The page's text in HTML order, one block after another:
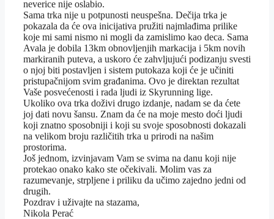
neverice nije oslabio.
Sama trka nije u potpunosti neuspešna. Dečija trka je
pokazala da će ova inicijativa pružiti najmlađima prilike
koje mi sami nismo ni mogli da zamislimo kao deca. Sama
Avala je dobila 13km obnovljenjih markacija i 5km novih
markiranih puteva, a uskoro će zahvljujući podizanju svesti
o njoj biti postavljen i sistem putokaza koji će je učiniti
pristupačnijom svim građanima. Ovo je direktan rezultat
Vaše posvećenosti i rada ljudi iz Skyrunning lige.
Ukoliko ova trka doživi drugo izdanje, nadam se da ćete
joj dati novu šansu. Znam da će na moje mesto doći ljudi
koji znatno sposobniji i koji su svoje sposobnosti dokazali
na velikom broju različitih trka u prirodi na našim
prostorima.
Još jednom, izvinjavam Vam se svima na danu koji nije
protekao onako kako ste očekivali. Molim vas za
razumevanje, strpljene i priliku da učimo zajedno jedni od
drugih.
Pozdrav i uživajte na stazama,
Nikola Perać